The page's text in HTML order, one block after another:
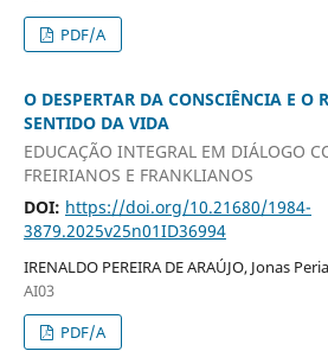
PDF/A
O DESPERTAR DA CONSCIÊNCIA E O
SENTIDO DA VIDA
EDUCAÇÃO INTEGRAL EM DIÁLOGO
FREIRIANOS E FRANKLIANOS
DOI: https://doi.org/10.21680/1984-
3879.2025v25n01ID36994
IRENALDO PEREIRA DE ARAÚJO, Jonas
AI03
PDF/A